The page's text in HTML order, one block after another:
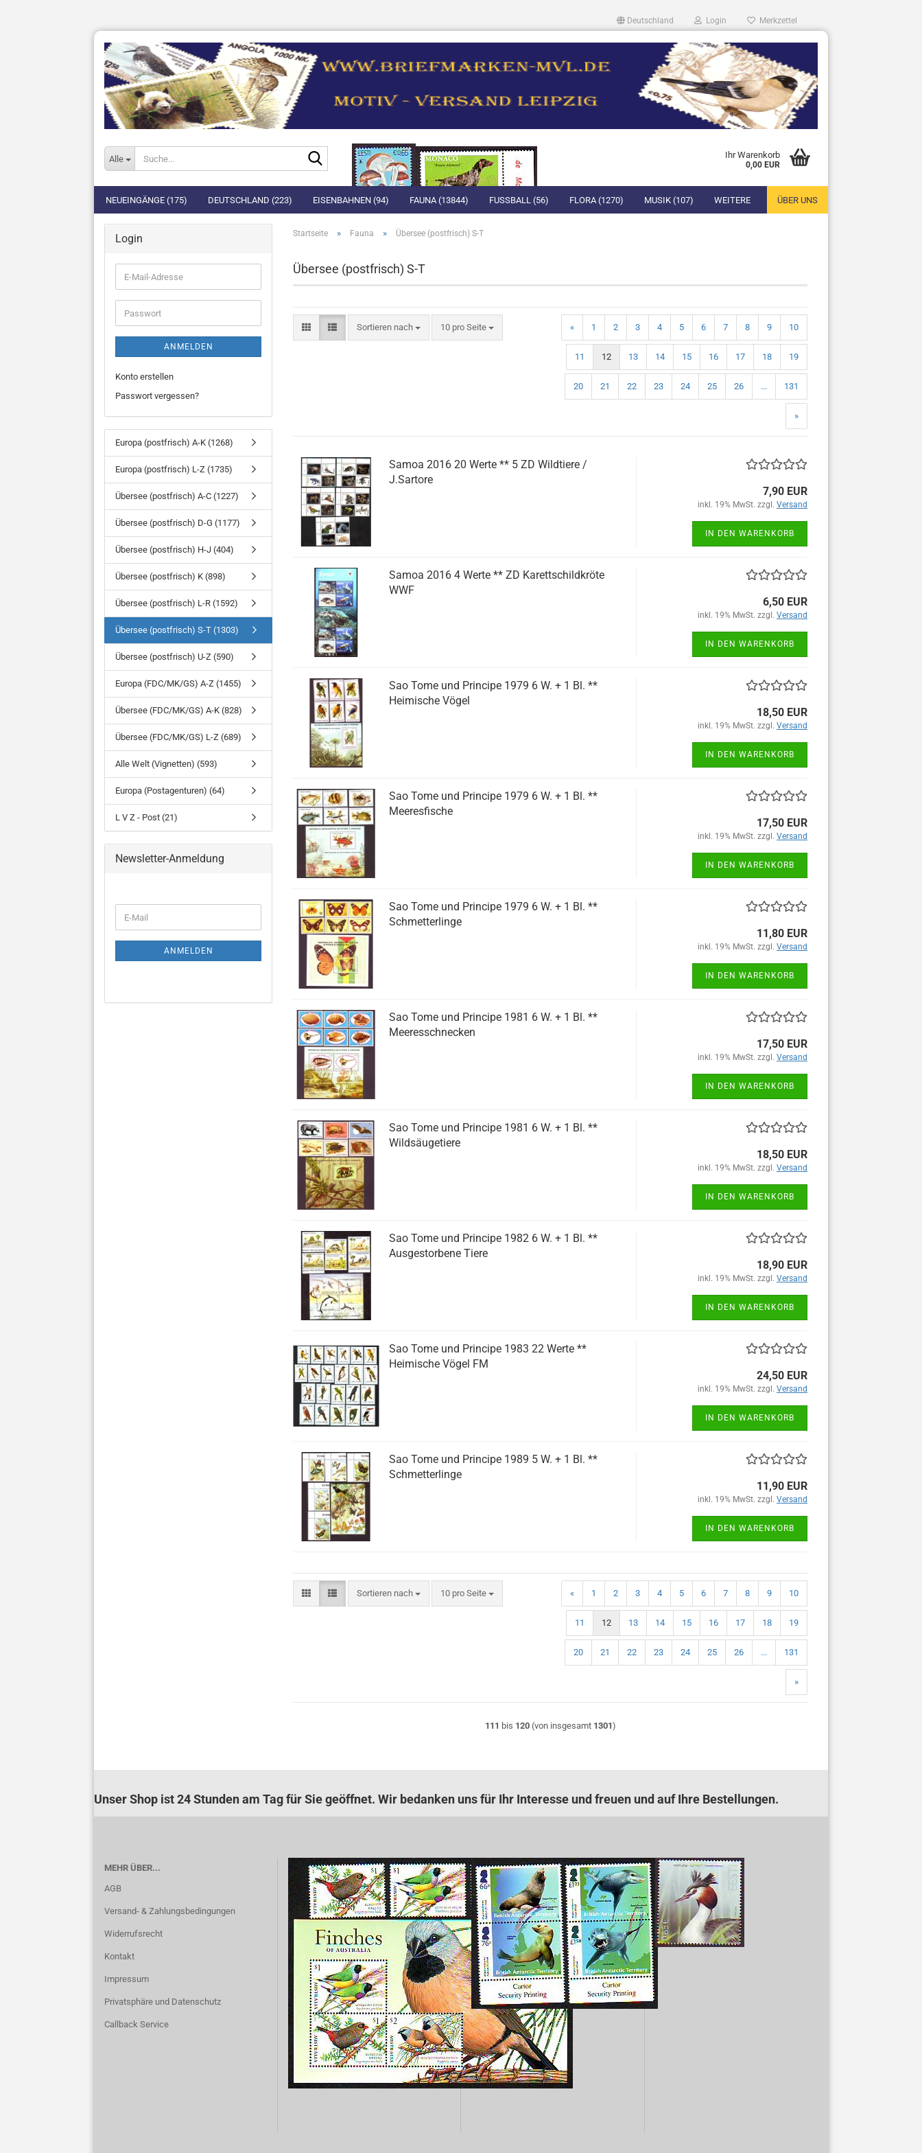
Deutschland Login Merkzettel
Alle
Suche... Ihr Warenkorb
0,00 EUR
NEUEINGÄNGE (175) DEUTSCHLAND (223) EISENBAHNEN (94) FAUNA (13844) FUSSBALL (56) FLORA (1270) MUSIK (107) ÜBER UNS
WEITERE
Startseite » Fauna » Übersee (postfrisch) S-T
Übersee (postfrisch) S-T
Sortieren nach
Sortieren nach 10 pro Seite
pro Seite « 1 2 3 4 5 6 7 8 9 10
11 12 13 14 15 16 17 18 19
20 21 22 23 24 25 26 ... 131
»
Samoa 2016 20 Werte ** 5 ZD Wildtiere /
J.Sartore
7,90 EUR
inkl. 19% MwSt. zzgl. Versand
IN DEN WARENKORB
Samoa 2016 4 Werte ** ZD Karettschildkröte
WWF
6,50 EUR
inkl. 19% MwSt. zzgl. Versand
IN DEN WARENKORB
Sao Tome und Principe 1979 6 W. + 1 Bl. **
Heimische Vögel
18,50 EUR
inkl. 19% MwSt. zzgl. Versand
IN DEN WARENKORB
Sao Tome und Principe 1979 6 W. + 1 Bl. **
Meeresfische
17,50 EUR
inkl. 19% MwSt. zzgl. Versand
IN DEN WARENKORB
Sao Tome und Principe 1979 6 W. + 1 Bl. **
Schmetterlinge
11,80 EUR
inkl. 19% MwSt. zzgl. Versand
IN DEN WARENKORB
Sao Tome und Principe 1981 6 W. + 1 Bl. **
Meeresschnecken
17,50 EUR
inkl. 19% MwSt. zzgl. Versand
IN DEN WARENKORB
Sao Tome und Principe 1981 6 W. + 1 Bl. **
Wildsäugetiere
18,50 EUR
inkl. 19% MwSt. zzgl. Versand
IN DEN WARENKORB
Sao Tome und Principe 1982 6 W. + 1 Bl. **
Ausgestorbene Tiere
18,90 EUR
inkl. 19% MwSt. zzgl. Versand
IN DEN WARENKORB
Sao Tome und Principe 1983 22 Werte **
Heimische Vögel FM
24,50 EUR
inkl. 19% MwSt. zzgl. Versand
IN DEN WARENKORB
Sao Tome und Principe 1989 5 W. + 1 Bl. **
Schmetterlinge
11,90 EUR
inkl. 19% MwSt. zzgl. Versand
IN DEN WARENKORB
Sortieren nach
Sortieren nach 10 pro Seite
pro Seite « 1 2 3 4 5 6 7 8 9 10
11 12 13 14 15 16 17 18 19
20 21 22 23 24 25 26 ... 131
»
111 bis 120(von insgesamt 1301)
Login
E-
Mail-
Adresse
Passwort
ANMELDEN
Konto erstellen
Passwort vergessen?
Europa (postfrisch) A-K (1268)
Europa (postfrisch) L-Z (1735)
Übersee (postfrisch) A-C (1227)
Übersee (postfrisch) D-G (1177)
Übersee (postfrisch) H-J (404)
Übersee (postfrisch) K (898)
Übersee (postfrisch) L-R (1592)
Übersee (postfrisch) S-T (1303)
Übersee (postfrisch) U-Z (590)
Europa (FDC/MK/GS) A-Z (1455)
Übersee (FDC/MK/GS) A-K (828)
Übersee (FDC/MK/GS) L-Z (689)
Alle Welt (Vignetten) (593)
Europa (Postagenturen) (64)
L V Z - Post (21)
Newsletter-Anmeldung
ZUR
ANMELDUNG
E-
Mail
ANMELDEN
Unser Shop ist 24 Stunden am Tag für Sie geöffnet. Wir bedanken uns für Ihr Interesse und freuen und auf Ihre Bestellungen.
MEHR ÜBER...
AGB
Versand- & Zahlungsbedingungen
Widerrufsrecht
Kontakt
Impressum
Privatsphäre und Datenschutz
Callback Service